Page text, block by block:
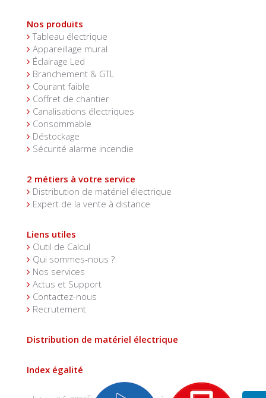
Nos produits
Tableau électrique
Appareillage mural
Éclairage Led
Branchement & GTL
Courant faible
Coffret de chantier
Canalisations électriques
Consommable
Déstockage
Sécurité alarme incendie
2 métiers à votre service
Distribution de matériel électrique
Expert de la vente à distance
Liens utiles
Outil de Calcul
Qui sommes-nous ?
Nos services
Actus et Support
Contactez-nous
Recrutement
Distribution de matériel électrique
Index égalité